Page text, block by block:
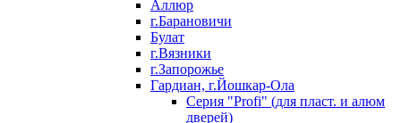
Аллюр
г.Барановичи
Булат
г.Вязники
г.Запорожье
Гардиан, г.Йошкар-Ола
Серия "Profi" (для пласт. и алюм
дверей)